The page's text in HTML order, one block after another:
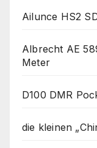
Ailunce HS2
Albrecht AE
Meter
D100 DMR
die kleinen